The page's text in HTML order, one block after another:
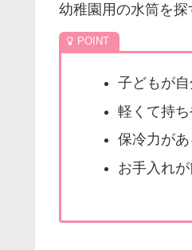
幼稚園用の水筒を探
子どもが
軽くて持
保冷力があ
お手入れ